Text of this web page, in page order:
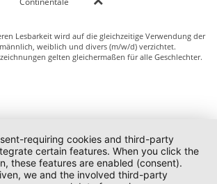
Lesbarkeit wird auf die gleichzeitige Verwendung der
weiblich und divers (m/w/d) verzichtet.
gelten gleichermaßen für alle Geschlechter.
requiring cookies and third-party
certain features. When you click the
these features are enabled (consent).
we and the involved third-party